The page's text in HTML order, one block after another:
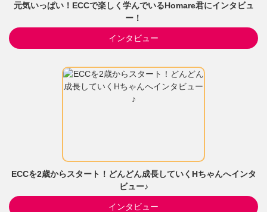
元気いっぱい！ECCで楽しく学んでいるHomare君にインタビュ
ー！
インタビュー
ECCを2歳からスタート！どんどん成長していくHちゃんへインタ
ビュー♪
インタビュー